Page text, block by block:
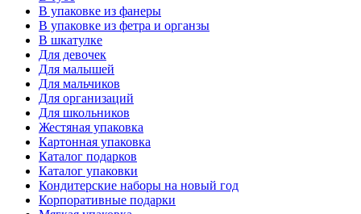
В упаковке из фанеры
В упаковке из фетра и органзы
В шкатулке
Для девочек
Для малышей
Для мальчиков
Для организаций
Для школьников
Жестяная упаковка
Картонная упаковка
Каталог подарков
Каталог упаковки
Кондитерские наборы на новый год
Корпоративные подарки